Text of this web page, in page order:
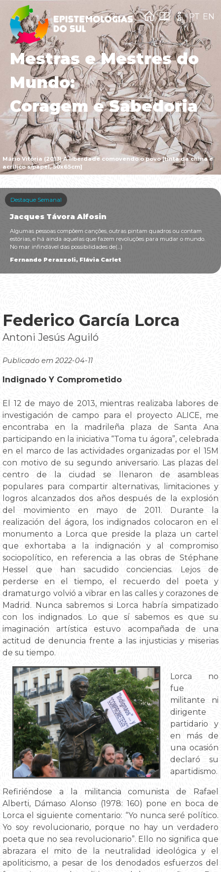
Mário Vitória (2013) A liberdade comovendo o povo [tinta da china e
acrílico s/papel, 50x65cm]
Mestras e Mestres do
Mundo:
Coragem e Sabedoria
PT EN
Destaque Semanal
Jacques Távora Alfosin
Algumas pessoas compõem canções, outras pintam quadros ou contam
estórias, e há ainda aquelas que fazem revoluções para mudar o mundo.
No mar infindável das possibilidades de(...)
Fernando Perazzoli, Flávia Carlet
Federico García Lorca
Antoni Jesús Aguiló
Publicado em 2022-04-11
Indignado Y Comprometido
El 12 de mayo de 2013, mientras realizaba labores de
investigación de campo para el proyecto ALICE, me
encontraba en la madrileña plaza de Santa Ana
participando en la iniciativa “Toma tu ágora”, celebrada
en el marco de las actividades organizadas por el 15M
con motivo de su segundo aniversario. Las plazas del
centro de la ciudad se llenaron de asambleas
populares para compartir alternativas, limitaciones y
logros alcanzados dos años después de la explosión
del movimiento en mayo de 2011. Durante la
realización del ágora, los indignados colocaron en el
monumento a Lorca que preside la plaza un cartel
que exhortaba a la indignación y al compromiso
sociopolítico, en referencia a las obras de Stéphane
Hessel que han sacudido conciencias. Lejos de
perderse en el tiempo, el recuerdo del poeta y
dramaturgo volvió a vibrar en las calles y corazones de
Madrid. Nunca sabremos si Lorca habría simpatizado
con los indignados. Lo que sí sabemos es que su
imaginación artística estuvo acompañada de una
actitud de denuncia frente a las injusticias y miserias
de su tiempo.
Lorca no
fue
militante ni
dirigente
partidario y
en más de
una ocasión
declaró su
apartidismo.
Refiriéndose a la militancia comunista de Rafael
Alberti, Dámaso Alonso (1978: 160) pone en boca de
Lorca el siguiente comentario: “Yo nunca seré político.
Yo soy revolucionario, porque no hay un verdadero
poeta que no sea revolucionario”. Ello no significa que
abrazara el mito de la neutralidad ideológica y el
apoliticismo, a pesar de los denodados esfuerzos del